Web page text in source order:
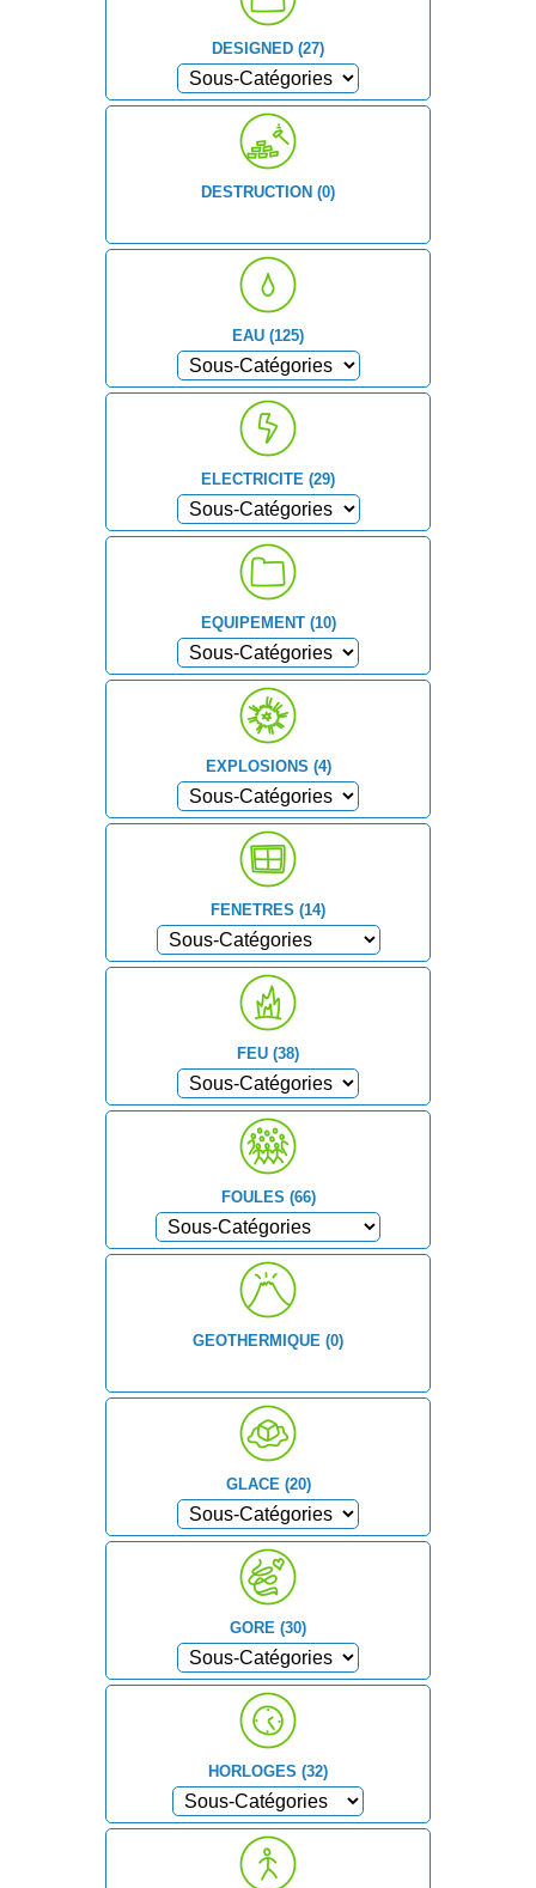
DESIGNED (27)
DESTRUCTION (0)
EAU (125)
ELECTRICITE (29)
EQUIPEMENT (10)
EXPLOSIONS (4)
FENETRES (14)
FEU (38)
FOULES (66)
GEOTHERMIQUE (0)
GLACE (20)
GORE (30)
HORLOGES (32)